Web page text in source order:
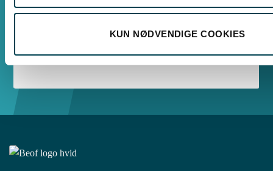
KUN NØDVENDIGE COOKIES
Kontor Nexø
Sønder Hammer 2C, 3730 Nexø